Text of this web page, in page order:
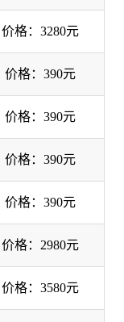
价格：3280元
价格：390元
价格：390元
价格：390元
价格：390元
价格：2980元
价格：3580元